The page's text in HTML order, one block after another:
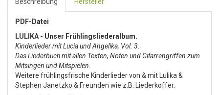
PDF-Datei
LULIKA - Unser Frühlingsliederalbum.
Kinderlieder mit Lucia und Angelika, Vol. 3.
Das Liederbuch mit allen Texten, Noten und Gitarrengriffen zum
Mitsingen und Mitspielen.
Weitere frühlingsfrische Kinderlieder von & mit Lulika &
Stephen Janetzko & Freunden wie z.B. Liederkoffer.